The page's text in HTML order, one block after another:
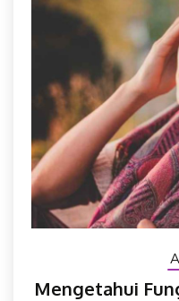
Mengetahui